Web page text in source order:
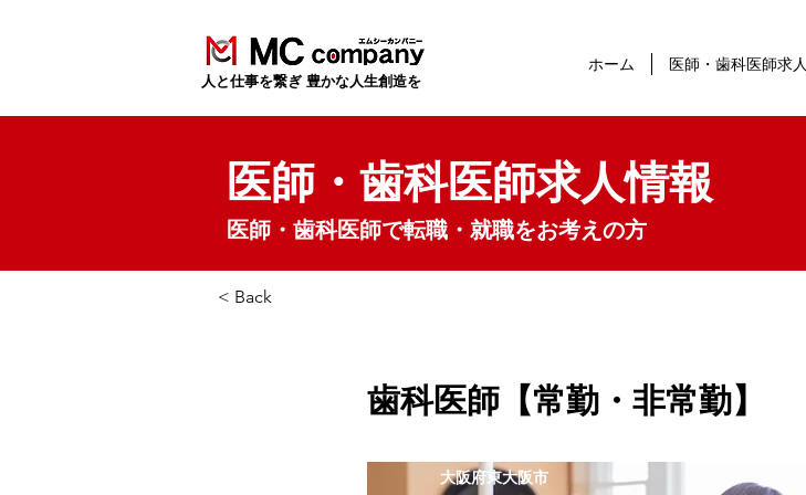
​人と仕事を繋ぎ 豊かな人生創造を
ホーム 医師・歯科医師求人
医師・歯科医師求人情報
医師・歯科医師で転職・就職をお考えの方
< Back
歯科医師【常勤・非常勤】
大阪府東大阪市